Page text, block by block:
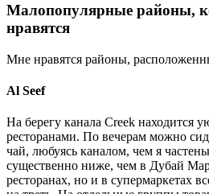
Малопопулярные районы,
нравятся
Мне нравятся районы,
Al Seef
На берегу канала Creek находится
ресторанами. По вечерам можно
чай, любуясь каналом, чем я
существенно ниже, чем в Дубай
ресторанах, но и в супермаркетах